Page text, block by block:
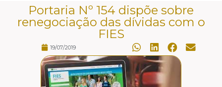
Portaria Nº 154 dispõe sobre
renegociação das dívidas com o
FIES
19/07/2019